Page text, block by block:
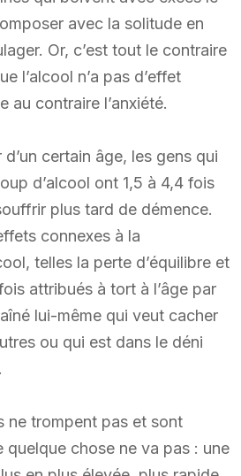
avec la solitude en
Or, c’est tout le contraire
l’alcool n’a pas d’effet
au contraire l’anxiété.
certain âge, les gens qui
d’alcool ont 1,5 à 4,4 fois
plus tard de démence.
connexes à la
telles la perte d’équilibre et
attribués à tort à l’âge par
lui-même qui veut cacher
ou qui est dans le déni
ne trompent pas et sont
quelque chose ne va pas : une